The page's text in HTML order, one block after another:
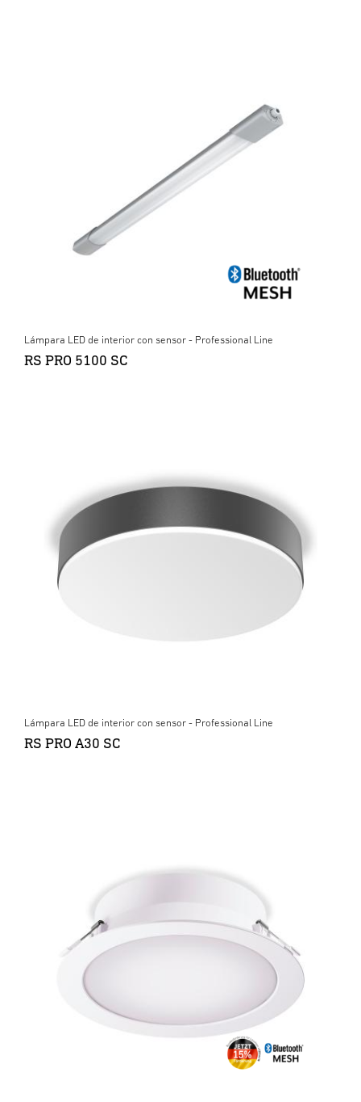
Lámpara LED de interior con sensor - Professional Line
RS PRO 5100 SC
Lámpara LED de interior con sensor - Professional Line
RS PRO A30 SC